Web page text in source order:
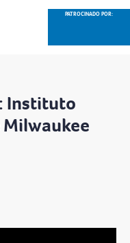
PATROCINADO POR:
Instituto
Milwaukee